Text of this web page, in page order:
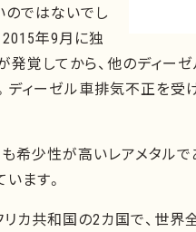
のではないでし
2015年9月に独
覚してから、他のディー
ィーゼル車排気不正を受
希少性が高いレアメタル
ます。
カ共和国の2カ国で、世